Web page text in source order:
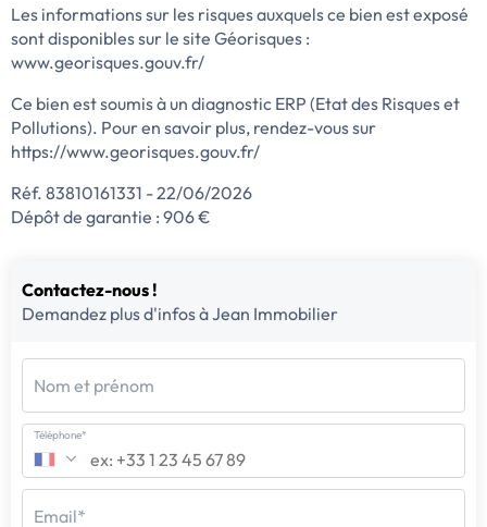
Les informations sur les risques auxquels ce bien est exposé
sont disponibles sur le site Géorisques :
www.georisques.gouv.fr/
Ce bien est soumis à un diagnostic ERP (Etat des Risques et
Pollutions). Pour en savoir plus, rendez-vous sur
https://www.georisques.gouv.fr/
Réf. 83810161331 - 22/06/2026
Dépôt de garantie : 906 €
Contactez-nous !
Demandez plus d'infos à Jean Immobilier
Nom et prénom
Téléphone*
Email*